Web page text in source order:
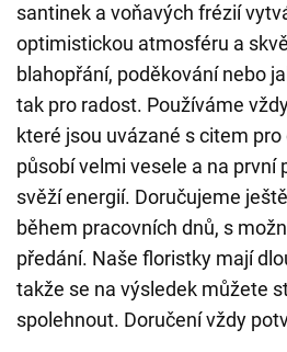
santinek a voňavých frézií
optimistickou atmosféru a
blahopřání, poděkování nebo
tak pro radost. Používáme
které jsou uvázané s citem
působí velmi vesele a na první
svěží energií. Doručujeme
během pracovních dnů, s
předání. Naše floristky mají
takže se na výsledek můžete
spolehnout. Doručení vždy